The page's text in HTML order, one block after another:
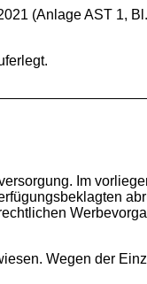
(Anlage AST 1,
Im
Wegen der